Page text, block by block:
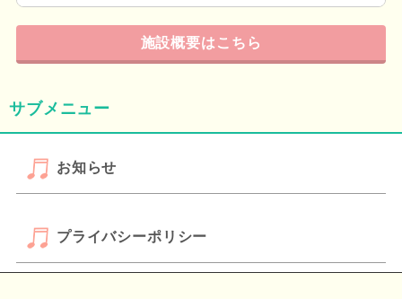
施設概要はこちら
サブメニュー
お知らせ
プライバシーポリシー